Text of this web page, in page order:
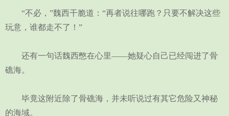
“不必，”魏西干脆道：“再者说往哪跑？只要不解决这些
玩意，谁都走不了！”
还有一句话魏西憋在心里——她疑心自己已经闯进了骨
礁海。
毕竟这附近除了骨礁海，并未听说过有其它危险又神秘
的海域。